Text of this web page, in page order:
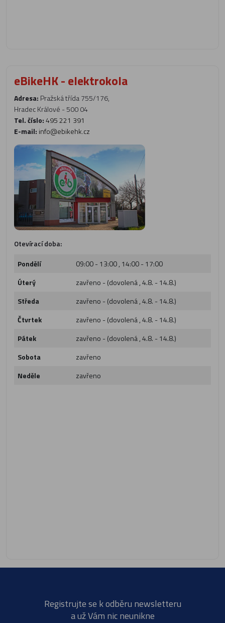
eBikeHK - elektrokola
Adresa: Pražská třída 755/176,
Hradec Králové - 500 04
Tel. číslo:495 221 391
E-mail: info@ebikehk.cz
Otevírací doba:
Pondělí
09:00 - 13:00 , 14:00 - 17:00
Úterý
zavřeno - (dovolená , 4.8. - 14.8.)
Středa
zavřeno - (dovolená , 4.8. - 14.8.)
Čtvrtek
zavřeno - (dovolená , 4.8. - 14.8.)
Pátek
zavřeno - (dovolená , 4.8. - 14.8.)
Sobota
zavřeno
Neděle
zavřeno
Registrujte se k odběru newsletteru
a už Vám nic neunikne